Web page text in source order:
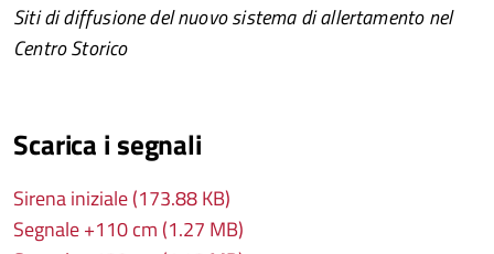
Siti di diffusione del nuovo sistema di allertamento nel
Centro Storico
Scarica i segnali
Sirena iniziale (173.88 KB)
Segnale +110 cm (1.27 MB)